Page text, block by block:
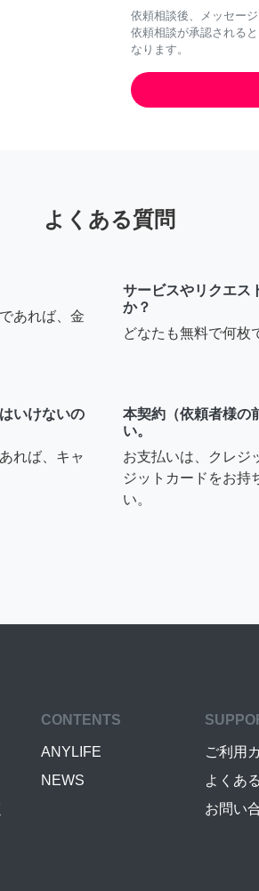
依頼相談後、メッセー
依頼相談が承認される
なります。
よくある質問
あれば、金
サービスやリクエス
か？
どなたも無料で何枚
いけないの
れば、キャ
本契約（依頼者様の
い。
お支払いは、クレジ
ジットカードをお持
い。
CONTENTS
ANYLIFE
NEWS
ご利用
よくあ
お問い